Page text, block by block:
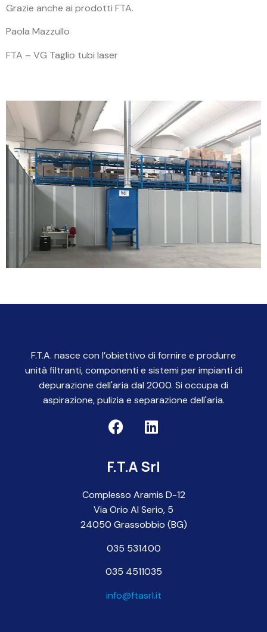
Grazie anche ai prodotti FTA.
Paola Mazzullo
FTA – VG Taglio tubi laser
F.T.A. nasce con l’obiettivo di fornire e produrre
unità filtranti, componenti e sistemi per impianti di
depurazione dell'aria dal 2000. Si occupa di
aspirazione, pulizia e separazione dell'aria.
F.T.A Srl
Complesso Aramis D-12
Via Orio Al Serio, 5
24050 Grassobbio (BG)
035 531400
035 4511035
info@ftasrl.it